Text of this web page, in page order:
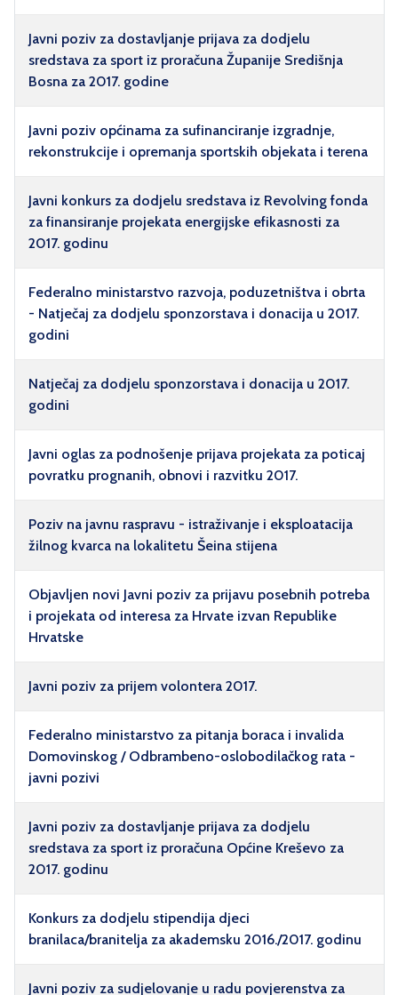
Javni poziv za dostavljanje prijava za dodjelu
sredstava za sport iz proračuna Županije Središnja
Bosna za 2017. godine
Javni poziv općinama za sufinanciranje izgradnje,
rekonstrukcije i opremanja sportskih objekata i terena
Javni konkurs za dodjelu sredstava iz Revolving fonda
za finansiranje projekata energijske efikasnosti za
2017. godinu
Federalno ministarstvo razvoja, poduzetništva i obrta
- Natječaj za dodjelu sponzorstava i donacija u 2017.
godini
Natječaj za dodjelu sponzorstava i donacija u 2017.
godini
Javni oglas za podnošenje prijava projekata za poticaj
povratku prognanih, obnovi i razvitku 2017.
Poziv na javnu raspravu - istraživanje i eksploatacija
žilnog kvarca na lokalitetu Šeina stijena
Objavljen novi Javni poziv za prijavu posebnih potreba
i projekata od interesa za Hrvate izvan Republike
Hrvatske
Javni poziv za prijem volontera 2017.
Federalno ministarstvo za pitanja boraca i invalida
Domovinskog / Odbrambeno-oslobodilačkog rata -
javni pozivi
Javni poziv za dostavljanje prijava za dodjelu
sredstava za sport iz proračuna Općine Kreševo za
2017. godinu
Konkurs za dodjelu stipendija djeci
branilaca/branitelja za akademsku 2016./2017. godinu
Javni poziv za sudjelovanje u radu povjerenstva za